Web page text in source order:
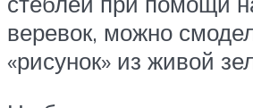
веревок, можно
«рисунок» из живой